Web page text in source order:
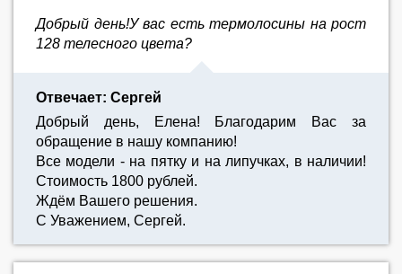
Добрый день!У вас есть термолосины на рост
128 телесного цвета?
Отвечает: Сергей
Добрый день, Елена! Благодарим Вас за
обращение в нашу компанию!
Все модели - на пятку и на липучках, в наличии!
Стоимость 1800 рублей.
Ждём Вашего решения.
С Уважением, Сергей.